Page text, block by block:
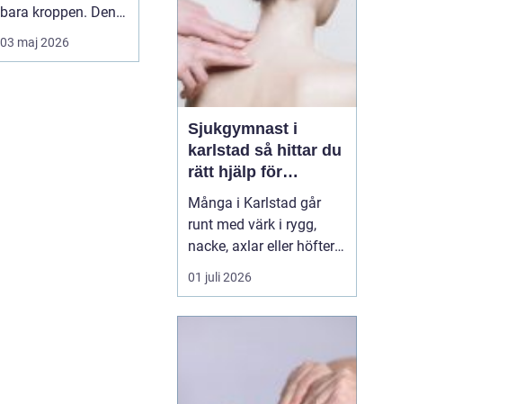
bara kroppen. Den
tar energi,
koncentration och
03 maj 2026
med återkommande
ryggont...
Sjukgymnast i
karlstad så hittar du
rätt hjälp för
kroppen
Många i Karlstad går
runt med värk i rygg,
nacke, axlar eller höfter
utan att söka hjälp.
Andra har råkat ut för en
släppa. En legitimerad
sjukgymnast kan då
01 juli 2026